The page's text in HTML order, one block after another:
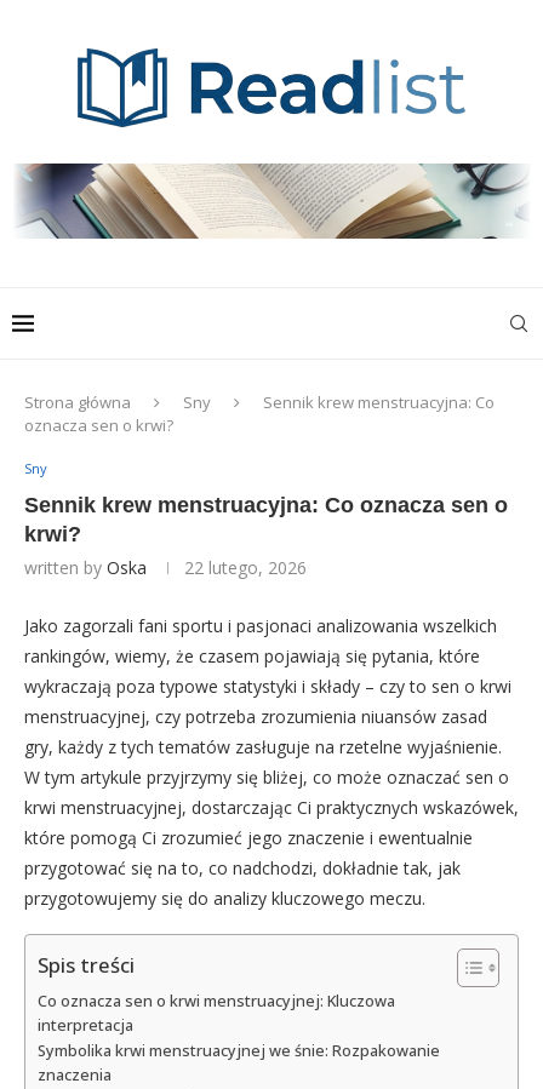
Strona główna Sny
Sennik krew menstruacyjna: Co
oznacza sen o krwi?
Sny
Sennik krew menstruacyjna: Co oznacza sen o
krwi?
written by Oska 22 lutego, 2026
Jako zagorzali fani sportu i pasjonaci analizowania wszelkich
rankingów, wiemy, że czasem pojawiają się pytania, które
wykraczają poza typowe statystyki i składy – czy to sen o krwi
menstruacyjnej, czy potrzeba zrozumienia niuansów zasad
gry, każdy z tych tematów zasługuje na rzetelne wyjaśnienie.
W tym artykule przyjrzymy się bliżej, co może oznaczać sen o
krwi menstruacyjnej, dostarczając Ci praktycznych wskazówek,
które pomogą Ci zrozumieć jego znaczenie i ewentualnie
przygotować się na to, co nadchodzi, dokładnie tak, jak
przygotowujemy się do analizy kluczowego meczu.
Spis treści
Co oznacza sen o krwi menstruacyjnej: Kluczowa
interpretacja
Symbolika krwi menstruacyjnej we śnie: Rozpakowanie
znaczenia